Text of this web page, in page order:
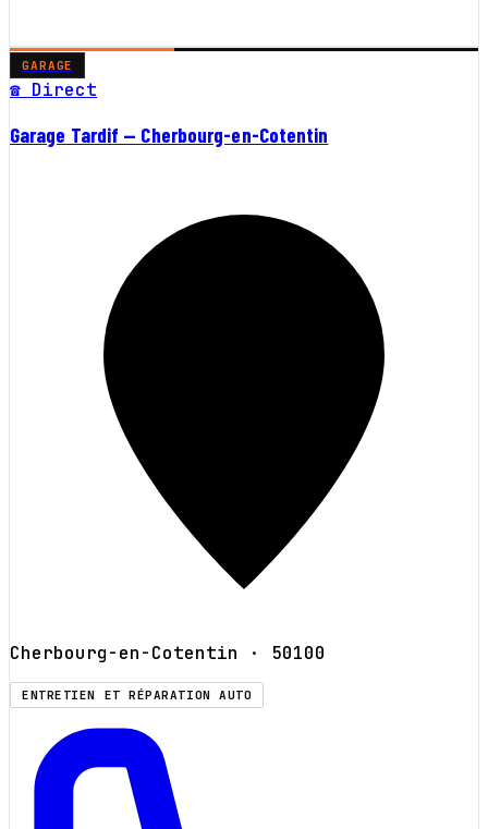
GARAGE
☎ Direct
Garage Tardif — Cherbourg-en-Cotentin
Cherbourg-en-Cotentin · 50100
ENTRETIEN ET RÉPARATION AUTO